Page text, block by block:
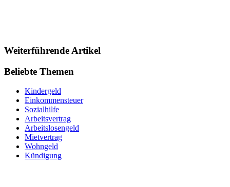
Weiterführende Artikel
Beliebte Themen
Kindergeld
Einkommensteuer
Sozialhilfe
Arbeitsvertrag
Arbeitslosengeld
Mietvertrag
Wohngeld
Kündigung